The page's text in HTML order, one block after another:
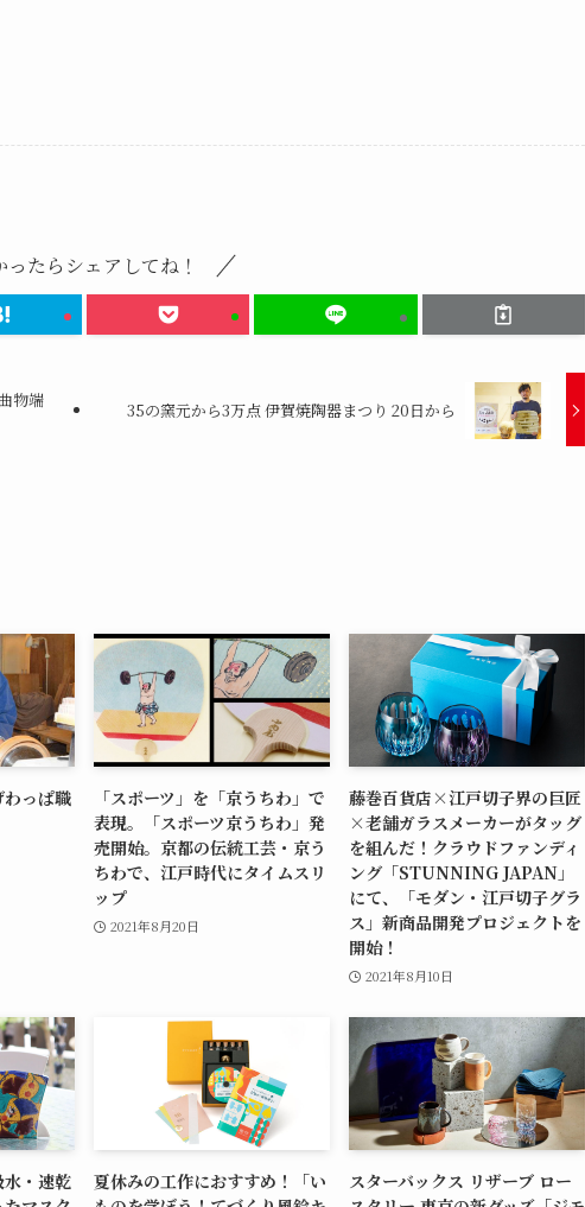
ったらシェアしてね！
物端
35の窯元から3万点 伊賀焼陶器まつり 20日から
わっぱ職
「スポーツ」を「京うちわ」で
表現。「スポーツ京うちわ」発
売開始。京都の伝統工芸・京う
ちわで、江戸時代にタイムスリ
ップ
2021年8月20日
藤巻百貨店×江戸切子界の巨匠
×老舗ガラスメーカーがタッグ
を組んだ！クラウドファンディ
ング「STUNNING JAPAN」
にて、「モダン・江戸切子グラ
ス」新商品開発プロジェクトを
開始！
2021年8月10日
・速乾
夏休みの工作におすすめ！「い
スターバックス リザーブ ロー